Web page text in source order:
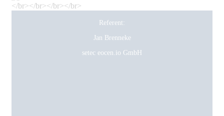
Referent:
Jan Brenneke
setec eocen.io GmbH